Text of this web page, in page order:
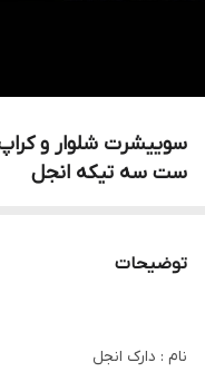
سوییشرت شلوار و
ست سه تیکه انجل
توضیحات
نام : دارک انجل